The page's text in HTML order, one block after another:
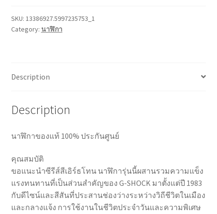
SKU: 13386927.5997235753_1
Category: นาฬิกา
Description
Description
นาฬิกาของแท้ 100% ประกันศูนย์
คุณสมบัติ
ขอแนะนำซีรีส์สีเอิร์ธโทน นาฬิการุ่นนี้ผสานรวมความแข็ง
แรงทนทานที่เป็นส่วนสำคัญของ G-SHOCK มาตั้งแต่ปี 1983
กับดีไซน์และสีสันที่ประสานช่องว่างระหว่างวิถีชีวิตในเมือง
และกลางแจ้ง การใช้งานในชีวิตประจำวันและความพิเศษ